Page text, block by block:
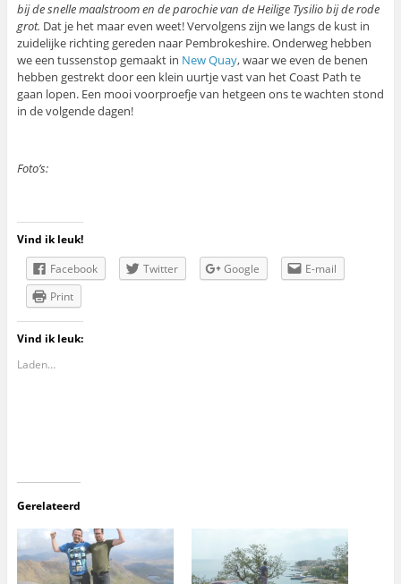
bij de snelle maalstroom en de parochie van de Heilige Tysilio bij de rode
grot. Dat je het maar even weet! Vervolgens zijn we langs de kust in
zuidelijke richting gereden naar Pembrokeshire. Onderweg hebben
we een tussenstop gemaakt in New Quay, waar we even de benen
hebben gestrekt door een klein uurtje vast van het Coast Path te
gaan lopen. Een mooi voorproefje van hetgeen ons te wachten stond
in de volgende dagen!
Foto’s:
Vind ik leuk!
Facebook
Twitter Google
E-mail
Print
Vind ik leuk:
Laden…
Gerelateerd